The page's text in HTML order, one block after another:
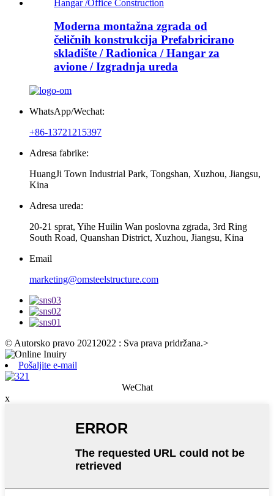
Moderna montažna zgrada od
čeličnih konstrukcija Prefabricirano
skladište / Radionica / Hangar za
avione / Izgradnja ureda
WhatsApp/Wechat:
+86-13721215397
Adresa fabrike:
HuangJi Town Industrial Park, Tongshan, Xuzhou, Jiangsu,
Kina
Adresa ureda:
20-21 sprat, Yihe Huilin Wan poslovna zgrada, 3rd Ring
South Road, Quanshan District, Xuzhou, Jiangsu, Kina
Email
marketing@omsteelstructure.com
© Autorsko pravo 20212022 : Sva prava pridržana.>
Pošaljite e-mail
WeChat
x